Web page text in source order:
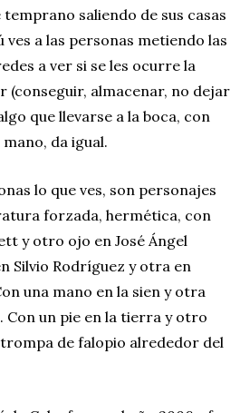
saliendo de sus casas
ves a las personas metiendo las
a ver si se les ocurre la
(conseguir, almacenar, no dejar
que llevarse a la boca, con
da igual.
lo que ves, son personajes
forzada, hermética, con
y otro ojo en José Ángel
Silvio Rodríguez y otra en
una mano en la sien y otra
Con un pie en la tierra y otro
de falopio alrededor del